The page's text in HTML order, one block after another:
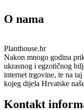
O nama
Planthouse.hr
Nakon mnogo godina
ukrasnog i egzotičnog
internet trgovine, te na
kojeg dijela Hrvatske
Kontakt